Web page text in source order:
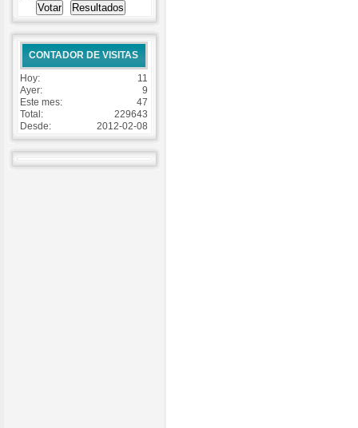
CONTADOR DE VISITAS
Hoy:
11
Ayer:
9
Este mes:
47
Total:
229643
Desde:
2012-02-08